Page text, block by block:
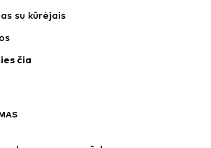
Išskirtiniai
su kūrėjais
čia